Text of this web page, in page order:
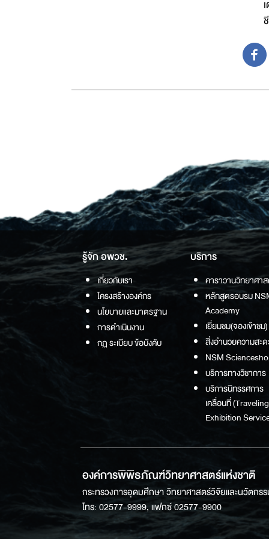
รู้จัก อพวช.
เกี่ยวกับเรา
โครงสร้างองค์กร
นโยบายและมาตรฐาน
การดำเนินงาน
กฏ ระเบียบ ข้อบังคับ
บริการ
คาราวานวิทยาศา
หลักสูตรอบรม
Academy
เยี่ยมชม(จองเข้าชม)
สิ่งอำนวยความสะ
NSM
บริการทางวิชาการ
บริการนิทรรศการ
เคลื่อนที่ (Traveling
Exhibition
องค์การพิพิธภัณฑ์วิทยาศาสตร์แห่งชาติ
กระทรวงการอุดมศึกษา วิทยาศาสตร์วิจัยและนวัตก
โทร: 02577-9999, แฟกซ์ 02577-9900